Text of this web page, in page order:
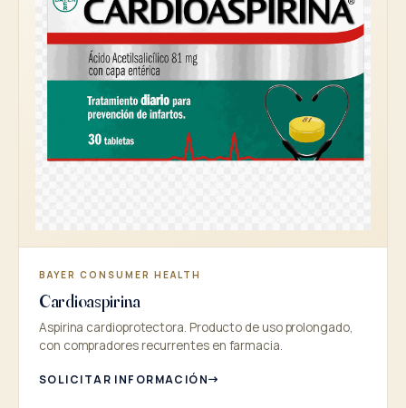
BAYER CONSUMER HEALTH
Cardioaspirina
Aspirina cardioprotectora. Producto de uso prolongado,
con compradores recurrentes en farmacia.
SOLICITAR INFORMACIÓN